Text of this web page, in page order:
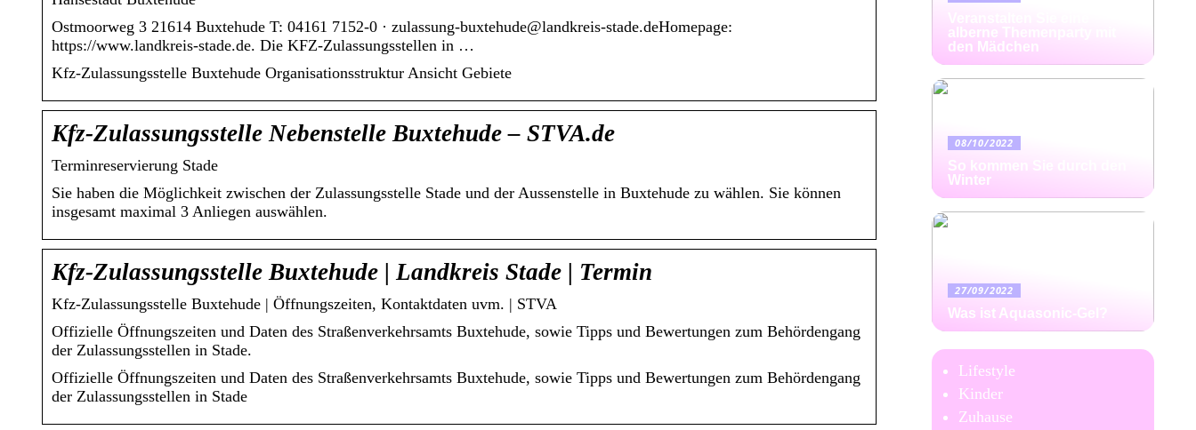
Ostmoorweg 3 21614 Buxtehude T: 04161 7152-0 · zulassung-buxtehude@landkreis-stade.deHomepage:
https://www.landkreis-stade.de. Die KFZ-Zulassungsstellen in …
Kfz-Zulassungsstelle Buxtehude Organisationsstruktur Ansicht Gebiete
Kfz-Zulassungsstelle Nebenstelle Buxtehude – STVA.de
Terminreservierung Stade
Sie haben die Möglichkeit zwischen der Zulassungsstelle Stade und der Aussenstelle in Buxtehude zu wählen. Sie können
insgesamt maximal 3 Anliegen auswählen.
Kfz-Zulassungsstelle Buxtehude | Landkreis Stade | Termin
Kfz-Zulassungsstelle Buxtehude | Öffnungszeiten, Kontaktdaten uvm. | STVA
Offizielle Öffnungszeiten und Daten des Straßenverkehrsamts Buxtehude, sowie Tipps und Bewertungen zum Behördengang
der Zulassungsstellen in Stade.
Offizielle Öffnungszeiten und Daten des Straßenverkehrsamts Buxtehude, sowie Tipps und Bewertungen zum Behördengang
der Zulassungsstellen in Stade
Veranstalten Sie eine
alberne Themenparty mit
den Mädchen
08/10/2022
So kommen Sie durch den
Winter
27/09/2022
Was ist Aquasonic-Gel?
Lifestyle
Kinder
Zuhause